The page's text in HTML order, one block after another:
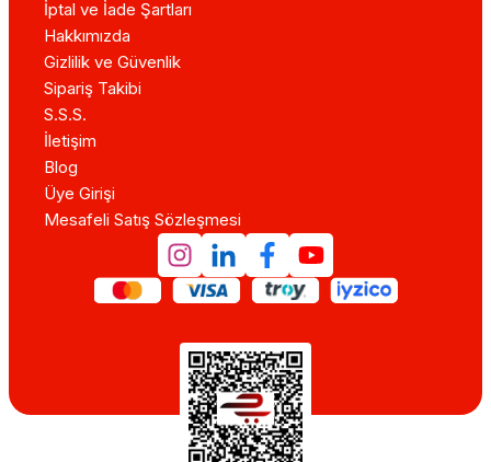
İptal ve İade Şartları
Hakkımızda
Gizlilik ve Güvenlik
Sipariş Takibi
S.S.S.
İletişim
Blog
Üye Girişi
Mesafeli Satış Sözleşmesi